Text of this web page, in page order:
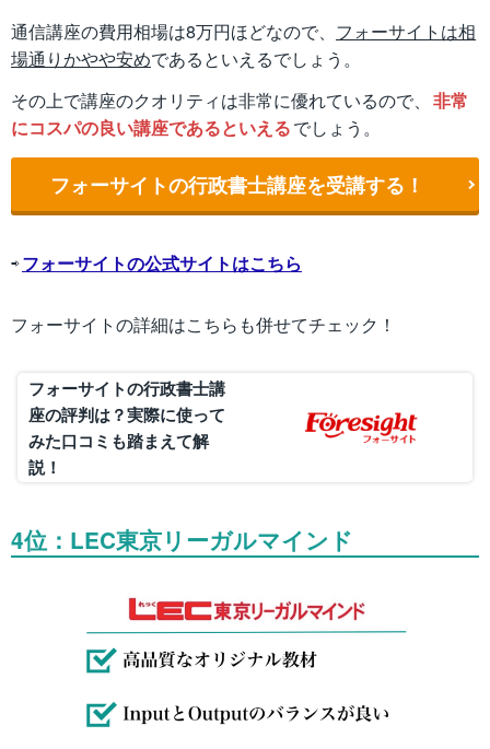
通信講座の費用相場は8万円ほどなので、 フォーサイトは相
場通りかやや安めであるといえるでしょう。
その上で講座のクオリティは非常に優れているので、 非常
にコスパの良い講座であるといえるでしょう。
フォーサイトの行政書士講座を受講する！
⇨フォーサイトの公式サイトはこちら
フォーサイトの詳細はこちらも併せてチェック！
フォーサイトの行政書士講
座の評判は？実際に使って
みた口コミも踏まえて解
説！
4位：LEC東京リーガルマインド